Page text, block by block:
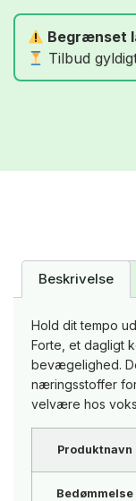
Begrænset
Tilbud
Beskrivelse
Hold dit tempo
Forte, et dagligt
bevægelighed.
næringsstoffer
velvære hos
Produktnavn
Bedømmelse